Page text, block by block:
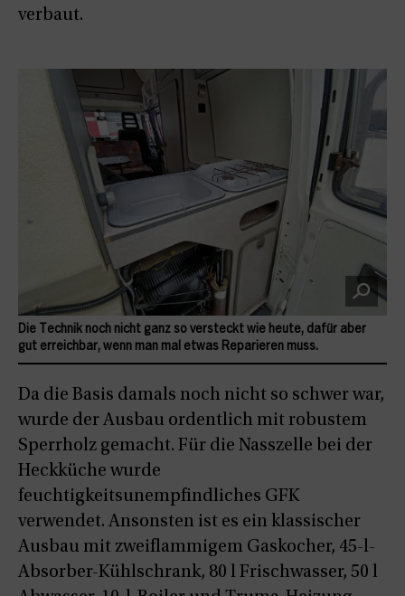
verbaut.
Da die Basis damals noch nicht so schwer war,
wurde der Ausbau ordentlich mit robustem
Sperrholz gemacht. Für die Nasszelle bei der
Heckküche wurde
feuchtigkeitsunempfindliches GFK
verwendet. Ansonsten ist es ein klassischer
Ausbau mit zweiflammigem Gaskocher, 45-l-
Absorber-Kühlschrank, 80 l Frischwasser, 50 l
Die Technik noch nicht ganz so versteckt wie heute, dafür aber
gut erreichbar, wenn man mal etwas Reparieren muss.